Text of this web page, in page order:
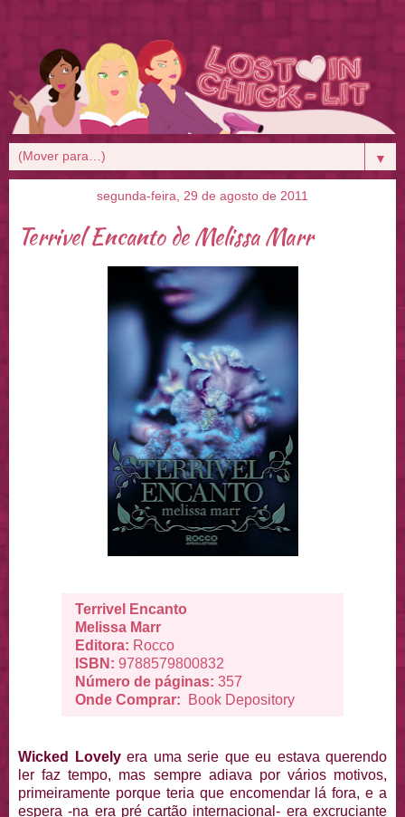
▼
segunda-feira, 29 de agosto de 2011
Terrivel Encanto de Melissa Marr
Terrivel Encanto
Melissa Marr
Editora: Rocco
ISBN: 9788579800832
Número de páginas: 357
Onde Comprar:
Book Depository
Wicked Lovelyera uma serie que eu estava querendo
ler faz tempo, mas sempre adiava por vários motivos,
primeiramente porque teria que encomendar lá fora, e a
espera -na era pré cartão internacional- era excruciante